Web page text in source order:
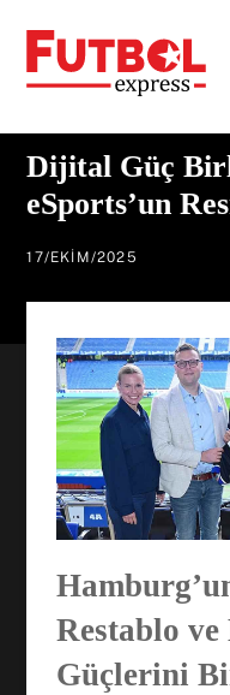
content
Dijital Güç
eSports’un
17/EKIM/2025
Restablo ve
Güçlerini